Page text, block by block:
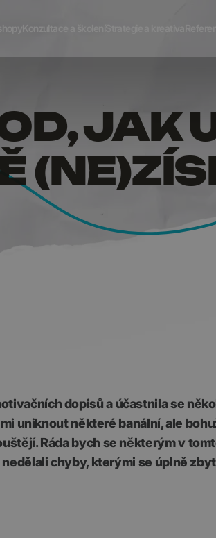
Konzultace a školení
JAK
dopisů a účastnila se
uniknout některé banální, ale
Ráda bych se některým v
chyby, kterými se úplně